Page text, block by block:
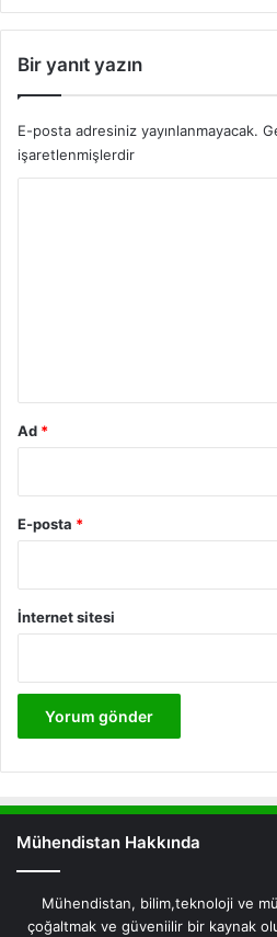
Bir yanıt yazın
E-posta adresiniz yayınlanmayacak.
işaretlenmişlerdir
Ad *
E-posta *
İnternet sitesi
Mühendistan Hakkında
Mühendistan, bilim,teknoloji ve
çoğaltmak ve güveniilir bir kaynak